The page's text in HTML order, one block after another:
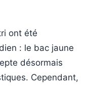
ont été
: le bac jaune
désormais
Cependant,